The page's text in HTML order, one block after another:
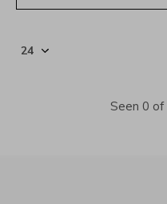
Seen 0